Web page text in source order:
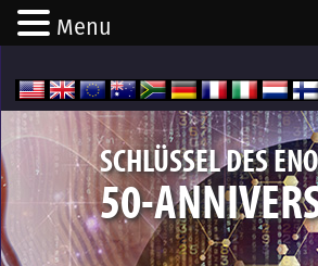
SCHLÜSSEL DES
50-
Menu